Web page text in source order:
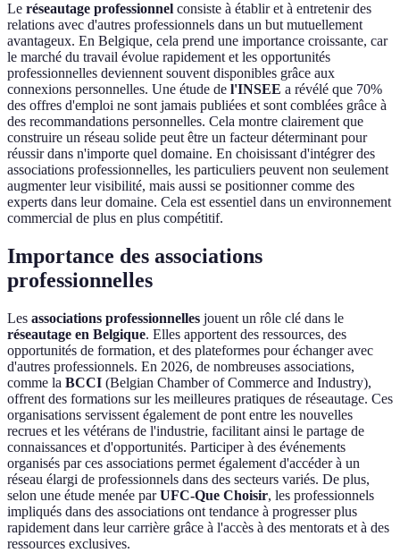
Le réseautage professionnel consiste à établir et à entretenir des
relations avec d'autres professionnels dans un but mutuellement
avantageux. En Belgique, cela prend une importance croissante, car
le marché du travail évolue rapidement et les opportunités
professionnelles deviennent souvent disponibles grâce aux
connexions personnelles. Une étude de l'INSEE a révélé que 70%
des offres d'emploi ne sont jamais publiées et sont comblées grâce à
des recommandations personnelles. Cela montre clairement que
construire un réseau solide peut être un facteur déterminant pour
réussir dans n'importe quel domaine. En choisissant d'intégrer des
associations professionnelles, les particuliers peuvent non seulement
augmenter leur visibilité, mais aussi se positionner comme des
experts dans leur domaine. Cela est essentiel dans un environnement
commercial de plus en plus compétitif.
Importance des associations
professionnelles
Les associations professionnelles jouent un rôle clé dans le
réseautage en Belgique. Elles apportent des ressources, des
opportunités de formation, et des plateformes pour échanger avec
d'autres professionnels. En 2026, de nombreuses associations,
comme la BCCI (Belgian Chamber of Commerce and Industry),
offrent des formations sur les meilleures pratiques de réseautage. Ces
organisations servissent également de pont entre les nouvelles
recrues et les vétérans de l'industrie, facilitant ainsi le partage de
connaissances et d'opportunités. Participer à des événements
organisés par ces associations permet également d'accéder à un
réseau élargi de professionnels dans des secteurs variés. De plus,
selon une étude menée parUFC-Que Choisir, les professionnels
impliqués dans des associations ont tendance à progresser plus
rapidement dans leur carrière grâce à l'accès à des mentorats et à des
ressources exclusives.